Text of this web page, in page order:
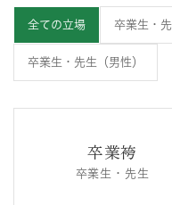
全ての立場 卒業生・
卒業生・先生（男性）
卒業袴
卒業生・先生